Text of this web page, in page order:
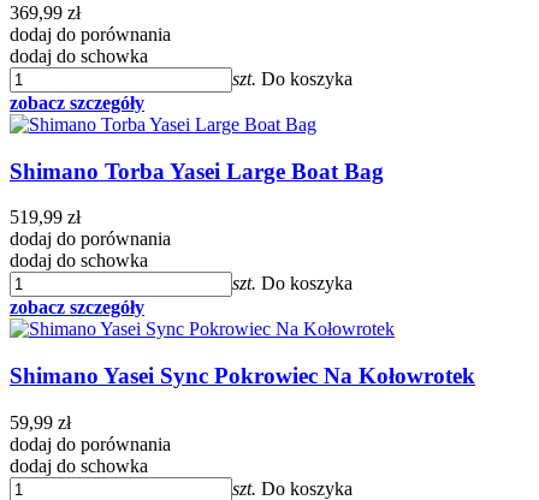
369,99 zł
dodaj do porównania
dodaj do schowka
szt. Do koszyka
zobacz szczegóły
Shimano Torba Yasei Large Boat Bag
519,99 zł
dodaj do porównania
dodaj do schowka
szt. Do koszyka
zobacz szczegóły
Shimano Yasei Sync Pokrowiec Na Kołowrotek
59,99 zł
dodaj do porównania
dodaj do schowka
szt. Do koszyka